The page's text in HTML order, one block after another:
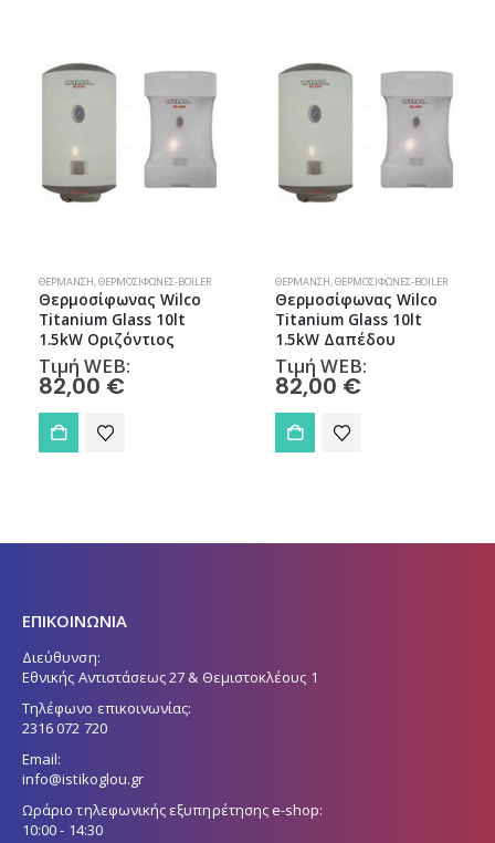
ΘΈΡΜΑΝΣΗ,ΘΕΡΜΟΣΊΦΩΝΕΣ-BOILER
Θερμοσίφωνας Wilco
Titanium Glass 10lt
1.5kW Δαπέδου
Τιμή WEB:
82,00€
ΘΈΡΜΑΝΣΗ,ΘΕΡΜΟΣΊΦΩΝΕΣ-BOILER
Boiler Wilco Titanium
Glass 60lt Δαπέδου
(Πατάρι)
Τιμή WEB:
165,00€
ΕΠΙΚΟΙΝΩΝΙΑ
Διεύθυνση:
Εθνικής Αντιστάσεως 27 & Θεμιστοκλέους 1
Τηλέφωνο επικοινωνίας:
2316 072 720
Email:
info@istikoglou.gr
Ωράριο τηλεφωνικής εξυπηρέτησης e-shop:
10:00 - 14:30